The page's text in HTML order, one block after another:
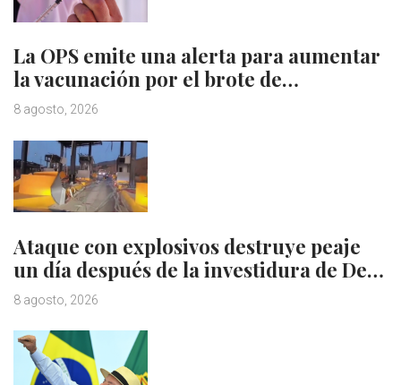
La OPS emite una alerta para aumentar
la vacunación por el brote de…
8 agosto, 2026
Ataque con explosivos destruye peaje
un día después de la investidura de De…
8 agosto, 2026